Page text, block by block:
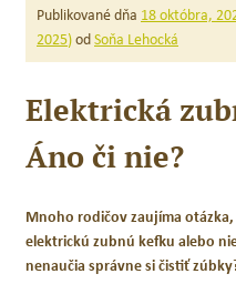
Publikované dňa 18 októbra,
2025)odSoňa Lehocká
Elektrická
Áno či nie?
Mnoho rodičov zaujíma
elektrickú zubnú kefku alebo
nenaučia správne si čistiť